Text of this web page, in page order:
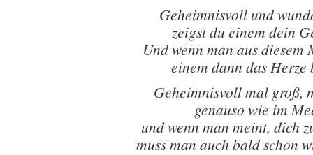
Geheimnisvoll und
zeigst du einem dein
Und wenn man aus diesem
einem dann das Herze
Geheimnisvoll mal groß,
genauso wie im
und wenn man meint, dich
muss man auch bald schon